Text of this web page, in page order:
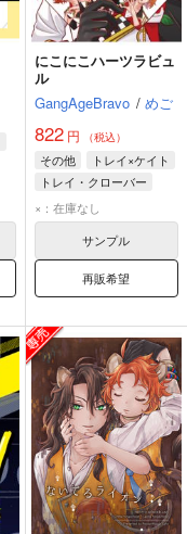
にこにこハーツラビュ
ル
GangAgeBravo / めご
822円 （税込）
その他
トレイ×ケイト
トレイ・クローバー
ケイト・ダイヤモンド
リドル・ローズハート
×：在庫なし
サンプル
再販希望